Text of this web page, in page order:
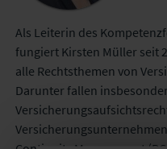
Als Leiterin des
fungiert Kirsten Müller seit
alle Rechtsthemen von
Darunter fallen